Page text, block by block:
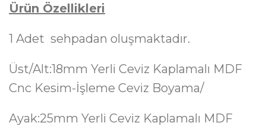
Ürün Özellikleri
1 Adet sehpadan oluşmaktadır.
Üst/Alt:18mm Yerli Ceviz Kaplamalı MDF
Cnc Kesim-İşleme Ceviz Boyama/
Ayak:25mm Yerli Ceviz Kaplamalı MDF